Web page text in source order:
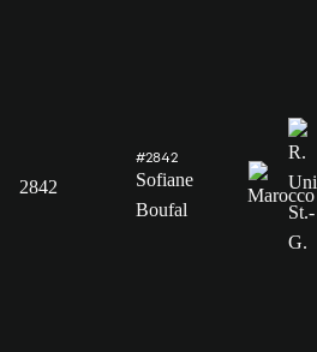
2842
#2842
Sofiane
Boufal